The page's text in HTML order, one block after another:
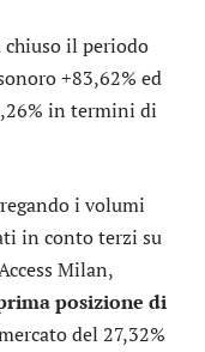
chiuso il periodo
+83,62% ed
in termini di
i volumi
in conto terzi su
Milan,
posizione di
del 27,32%